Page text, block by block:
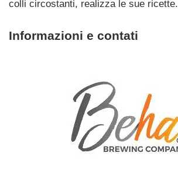
colli circostanti, realizza le sue ricette.
Informazioni e contati